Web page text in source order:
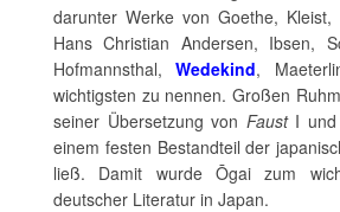
darunter Werke von Goethe, Kleist,
Hans Christian Andersen, Ibsen,
Hofmannsthal,Wedekind,
wichtigsten zu nennen. Großen
seiner Übersetzung von Faust I
einem festen Bestandteil der
ließ. Damit wurde Ōgai zum
deutscher Literatur in Japan.